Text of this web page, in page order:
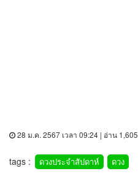
28 ม.ค. 2567 เวลา 09:24 | อ่าน 1,605
tags : ดวงประจำสัปดาห์ ดวง